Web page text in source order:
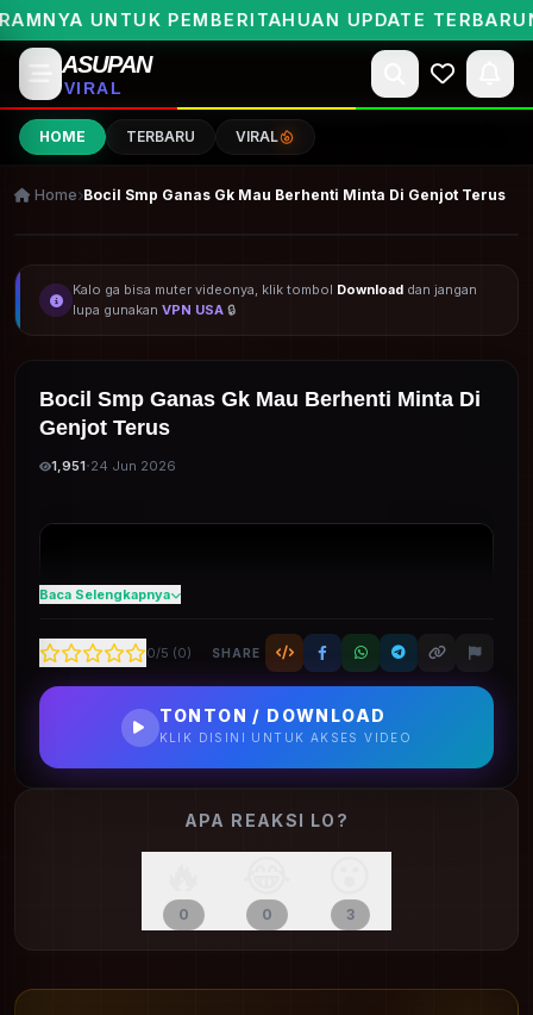
UNTUK PEMBERITAHUAN UPDATE TERBARUNYA
ASUPAN
VIRAL
HOME TERBARU VIRAL
Home Bocil Smp Ganas Gk Mau Berhenti Minta Di Genjot Terus
Kalo ga bisa muter videonya, klik tombol Download dan jangan
lupa gunakan VPN USA 🔒
Bocil Smp Ganas Gk Mau Berhenti Minta Di
Genjot Terus
1,951·24 Jun 2026
Baca Selengkapnya
0/5 (0) SHARE
TONTON / DOWNLOAD
KLIK DISINI UNTUK AKSES VIDEO
APA REAKSI LO?
0 0 3